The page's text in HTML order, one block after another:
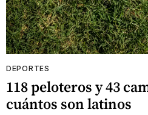
DEPORTES
118 peloteros y 43
cuántos son latinos